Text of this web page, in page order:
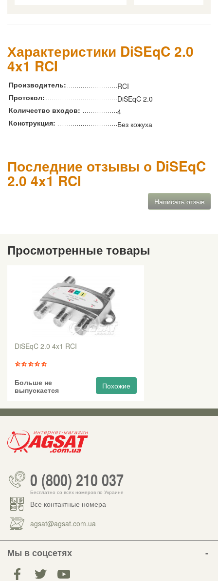
Характеристики DiSEqC 2.0
4x1 RCI
Производитель:
RCI
Протокол:
DiSEqC 2.0
Количество входов:
4
Конструкция:
Без кожуха
Последние отзывы о DiSEqC
2.0 4x1 RCI
Написать отзыв
Просмотренные товары
DiSEqC 2.0 4x1 RCI
Больше не
выпускается
Похожие
0 (800) 210 037
Бесплатно со всех номеров по Украине
Все контактные номера
agsat@agsat.com.ua
Мы в соцсетях